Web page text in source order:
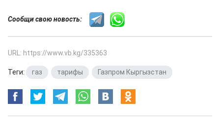
Сообщи свою новость:
URL: https://www.vb.kg/335363
Теги: газ тарифы Газпром Кыргызстан